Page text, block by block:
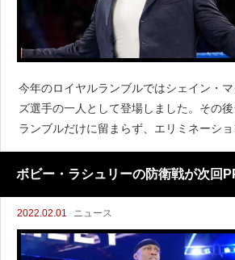
今年のロイヤルランブルではシェイン・
ズ選手の一人として登場しました。その
ランブルだけに留まらず、エリミネーショ
ッスルマニア38にも出場する予定である
『PWInsider』によると、シェインは今後
ボビー・ラシュリーの防衛戦が次回
2022.02.01 ニュース